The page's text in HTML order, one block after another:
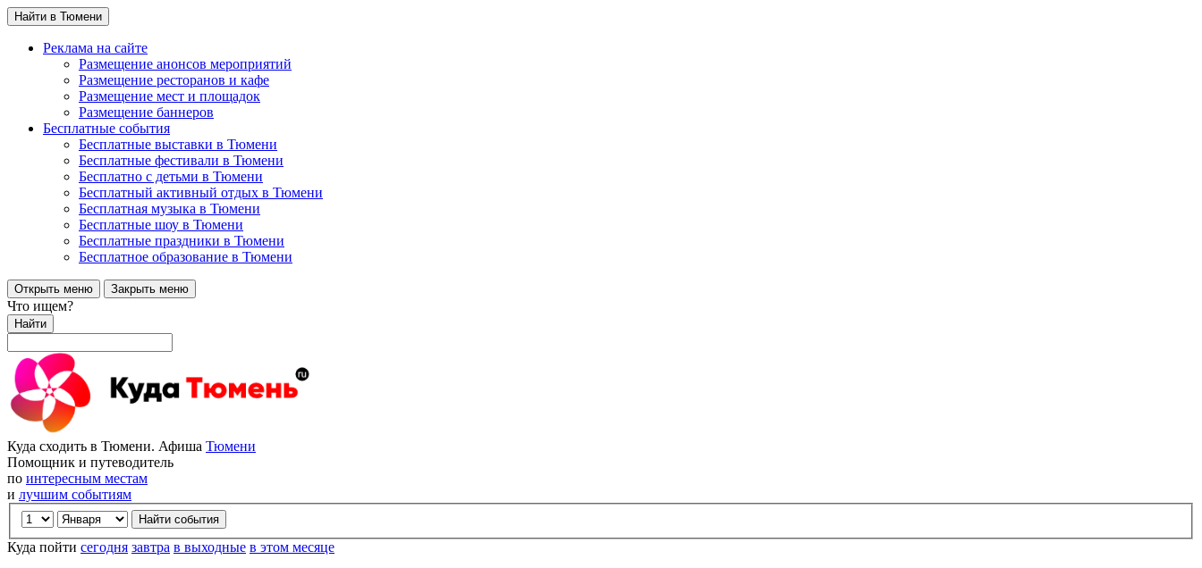
Найти в Тюмени
Реклама на сайте
Размещение анонсов мероприятий
Размещение ресторанов и кафе
Размещение мест и площадок
Размещение баннеров
Бесплатные события
Бесплатные выставки в Тюмени
Бесплатные фестивали в Тюмени
Бесплатно с детьми в Тюмени
Бесплатный активный отдых в Тюмени
Бесплатная музыка в Тюмени
Бесплатные шоу в Тюмени
Бесплатные праздники в Тюмени
Бесплатное образование в Тюмени
Открыть меню Закрыть меню
Что ищем?
Найти
Куда сходить в Тюмени. Афиша Тюмени
Помощник и путеводитель
по интересным местам
и лучшим событиям
Куда пойти сегодня завтра в выходные в этом месяце